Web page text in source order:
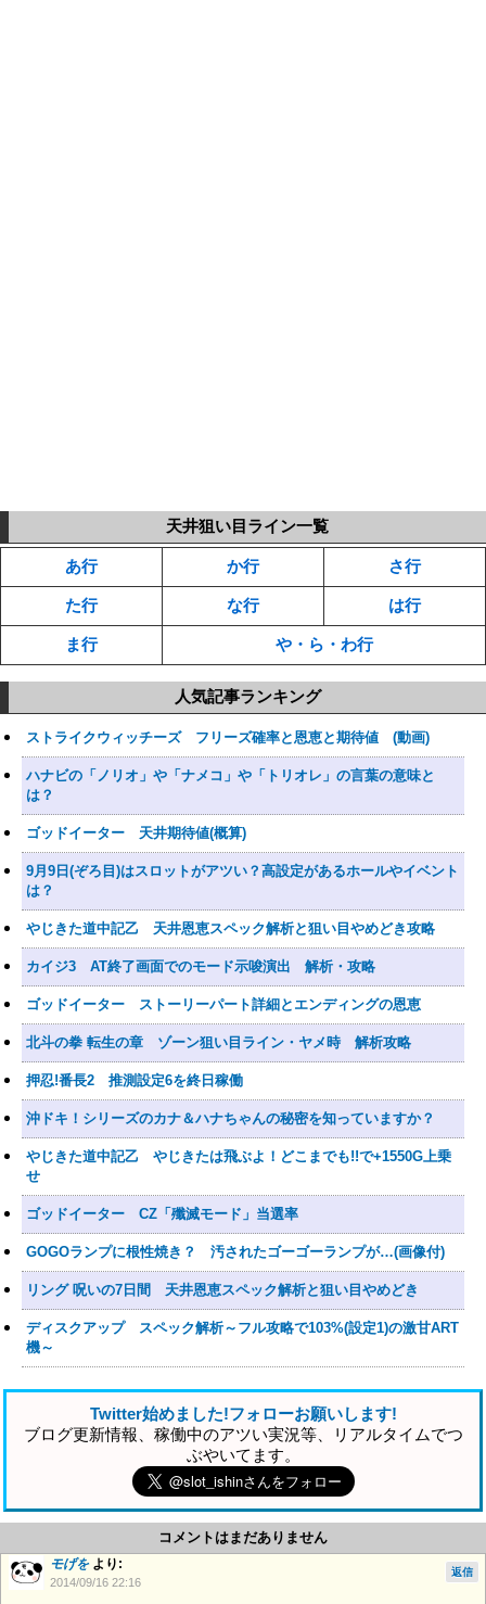
天井狙い目ライン一覧
あ行 か行 さ行
た行 な行 は行
ま行 や・ら・わ行
人気記事ランキング
ストライクウィッチーズ フリーズ確率と恩恵と期待値 (動画)
ハナビの「ノリオ」や「ナメコ」や「トリオレ」の言葉の意味と
は？
ゴッドイーター 天井期待値(概算)
9月9日(ぞろ目)はスロットがアツい？高設定があるホールやイベント
は？
やじきた道中記乙 天井恩恵スペック解析と狙い目やめどき攻略
カイジ3 AT終了画面でのモード示唆演出 解析・攻略
ゴッドイーター ストーリーパート詳細とエンディングの恩恵
北斗の拳 転生の章 ゾーン狙い目ライン・ヤメ時 解析攻略
押忍!番長2 推測設定6を終日稼働
沖ドキ！シリーズのカナ＆ハナちゃんの秘密を知っていますか？
やじきた道中記乙 やじきたは飛ぶよ！どこまでも!!で+1550G上乗
せ
ゴッドイーター CZ「殲滅モード」当選率
GOGOランプに根性焼き？ 汚されたゴーゴーランプが…(画像付)
リング 呪いの7日間 天井恩恵スペック解析と狙い目やめどき
ディスクアップ スペック解析～フル攻略で103%(設定1)の激甘ART
機～
Twitter始めました!フォローお願いします!
ブログ更新情報、稼働中のアツい実況等、リアルタイムでつ
ぶやいてます。
コメントはまだありません
モげを より:
2014/09/16 22:16
返信